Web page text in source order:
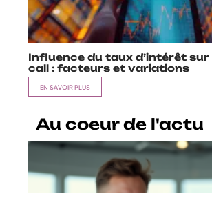
Influence du taux d’intérêt sur
call : facteurs et variations
EN SAVOIR PLUS
Au coeur de l'actu